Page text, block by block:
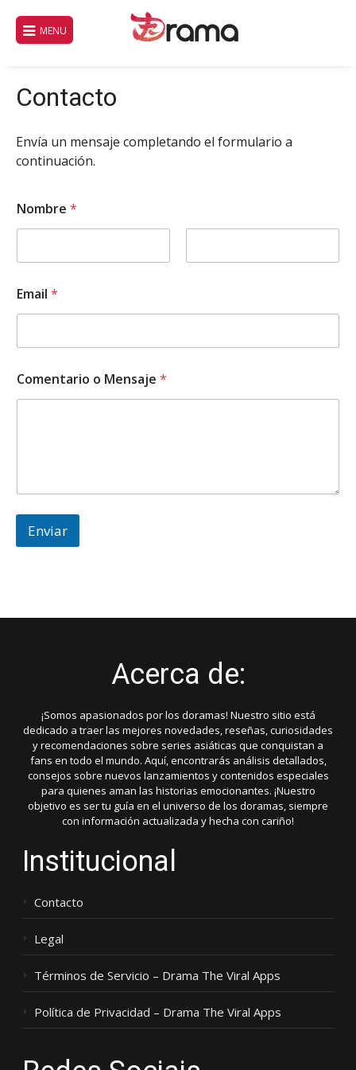
contenido
MENU
Contacto
Envía un mensaje completando el formulario a
continuación.
Nombre *
Email *
m
a
Comentario o Mensaje *
Enviar
Acerca de:
¡Somos apasionados por los doramas! Nuestro sitio está
dedicado a traer las mejores novedades, reseñas, curiosidades
y recomendaciones sobre series asiáticas que conquistan a
fans en todo el mundo. Aquí, encontrarás análisis detallados,
consejos sobre nuevos lanzamientos y contenidos especiales
para quienes aman las historias emocionantes. ¡Nuestro
objetivo es ser tu guía en el universo de los doramas, siempre
con información actualizada y hecha con cariño!
Institucional
Contacto
Legal
Términos de Servicio – Drama The Viral Apps
Política de Privacidad – Drama The Viral Apps